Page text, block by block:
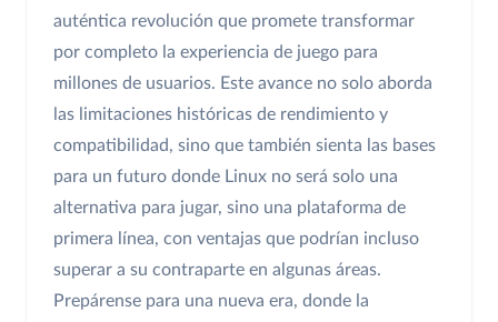
auténtica revolución que promete transformar
por completo la experiencia de juego para
millones de usuarios. Este avance no solo aborda
las limitaciones históricas de rendimiento y
compatibilidad, sino que también sienta las bases
para un futuro donde Linux no será solo una
alternativa para jugar, sino una plataforma de
primera línea, con ventajas que podrían incluso
superar a su contraparte en algunas áreas.
Prepárense para una nueva era, donde la